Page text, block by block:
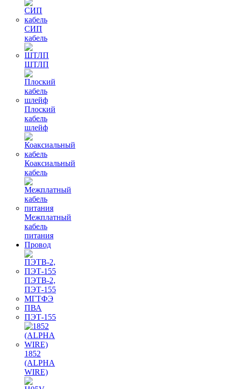
СИП
кабель
ШТЛП
Плоский
кабель
шлейф
Коаксиальный
кабель
Межплатный
кабель
питания
Провод
ПЭТВ-2,
ПЭТ-155
МГТФЭ
ПВА
ПЭТ-155
1852
(ALPHA
WIRE)